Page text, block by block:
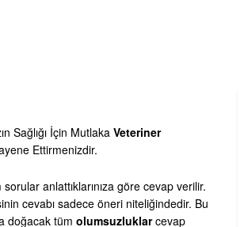
Sağlığı İçin Mutlaka Veteriner
Ettirmenizdir.
sorular anlattıklarınıza göre cevap verilir.
cevabı sadece öneri niteliğindedir. Bu
doğacak tüm olumsuzluklarcevap